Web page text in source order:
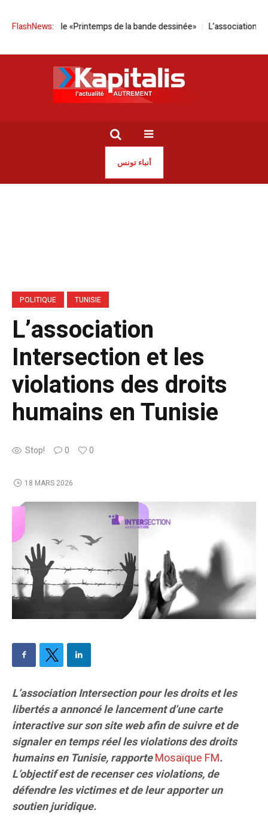
FlashNews:
accueille le «Printemps de la bande dessinée» L’association
أنباء تونس
POLITIQUE TUNISIE
L’association
Intersection et les
violations des droits
humains en Tunisie
Stop! 0 0
18 MARS 2026
L’association Intersection pour les droits et les
libertés a annoncé le lancement d’une carte
interactive sur son site web afin de suivre et de
signaler en temps réel les violations des droits
humains en Tunisie, rapporteMosaïque FM.
L’objectif est de recenser ces violations, de
défendre les victimes et de leur apporter un
soutien juridique.